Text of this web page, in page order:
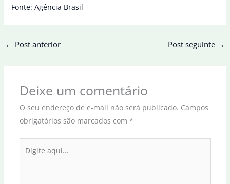
Fonte: Agência Brasil
← Post anterior Post seguinte →
Deixe um comentário
O seu endereço de e-mail não será publicado. Campos
obrigatórios são marcados com *
aqui...